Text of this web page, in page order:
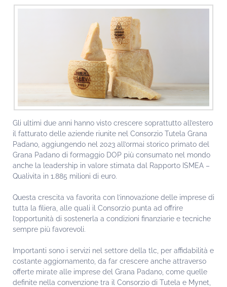
Gli ultimi due anni hanno visto crescere soprattutto all’estero
il fatturato delle aziende riunite nel Consorzio Tutela Grana
Padano, aggiungendo nel 2023 all’ormai storico primato del
Grana Padano di formaggio DOP più consumato nel mondo
anche la leadership in valore stimata dal Rapporto ISMEA –
Qualivita in 1.885 milioni di euro.
Questa crescita va favorita con l’innovazione delle imprese di
tutta la filiera, alle quali il Consorzio punta ad offrire
l’opportunità di sostenerla a condizioni finanziarie e tecniche
sempre più favorevoli.
Importanti sono i servizi nel settore della tlc, per affidabilità e
costante aggiornamento, da far crescere anche attraverso
offerte mirate alle imprese del Grana Padano, come quelle
definite nella convenzione tra il Consorzio di Tutela e Mynet,